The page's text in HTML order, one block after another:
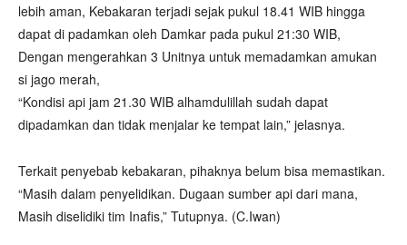
lebih aman, Kebakaran terjadi sejak pukul 18.41 WIB hingga
dapat di padamkan oleh Damkar pada pukul 21:30 WIB,
Dengan mengerahkan 3 Unitnya untuk memadamkan amukan
si jago merah,
“Kondisi api jam 21.30 WIB alhamdulillah sudah dapat
dipadamkan dan tidak menjalar ke tempat lain,” jelasnya.
Terkait penyebab kebakaran, pihaknya belum bisa memastikan.
“Masih dalam penyelidikan. Dugaan sumber api dari mana,
Masih diselidiki tim Inafis,” Tutupnya. (C.Iwan)